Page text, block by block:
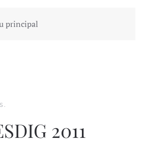
principal
.
2011